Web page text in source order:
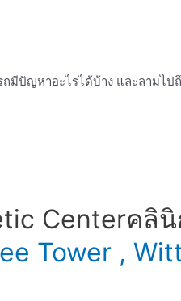
ปัญหาอะไรได้บ้าง และลามไป
Center​ คลิ
Tower ,